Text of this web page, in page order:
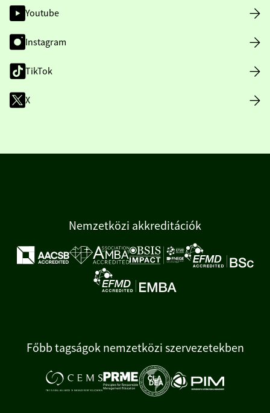
Youtube
Instagram
TikTok
X
Nemzetközi akkreditációk
Főbb tagságok nemzetközi szervezetekben